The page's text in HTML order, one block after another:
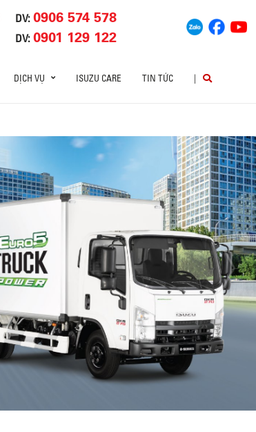
DV:0906 574 578
DV:0901 129 122
DỊCH VỤ ISUZU CARE TIN TỨC |